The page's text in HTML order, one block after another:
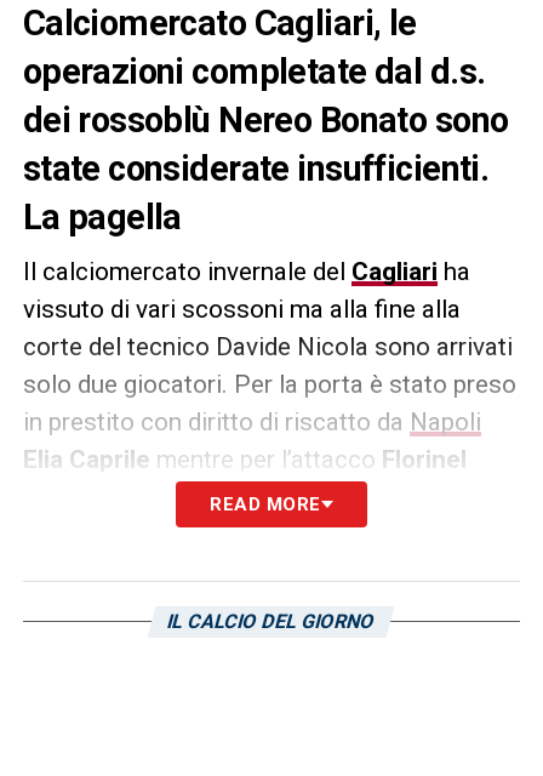
Calciomercato Cagliari, le
operazioni completate dal d.s.
dei rossoblù Nereo Bonato sono
state considerate insufficienti.
La pagella
Il calciomercato invernale del Cagliari ha
vissuto di vari scossoni ma alla fine alla
corte del tecnico Davide Nicola sono arrivati
solo due giocatori. Per la porta è stato preso
in prestito con diritto di riscatto da Napoli
Elia Caprile mentre per l’attacco Florinel
dall’Al Gharafa (prestito secco). Oggi
le operazioni di mercato completate dal d.s.
considerate insufficienti dal quotidiano
READ MORE
IL CALCIO DEL GIORNO